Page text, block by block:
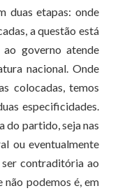
duas etapas: onde
a questão está
governo atende
nacional. Onde
colocadas, temos
especificidades.
do partido, seja nas
ou eventualmente
ser contraditória ao
podemos é, em